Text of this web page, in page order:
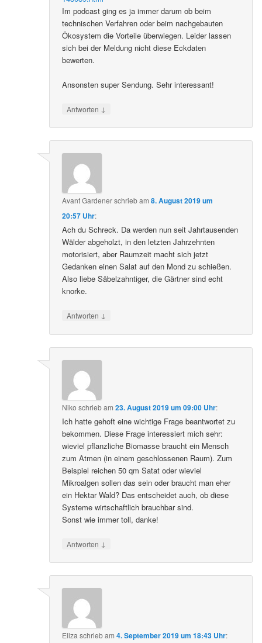
Im podcast ging es ja immer darum ob beim
technischen Verfahren oder beim nachgebauten
Ökosystem die Vorteile überwiegen. Leider lassen
sich bei der Meldung nicht diese Eckdaten
bewerten.
Ansonsten super Sendung. Sehr interessant!
Antworten ↓
Avant Gardenerschriebam8. August 2019 um
20:57 Uhr:
Ach du Schreck. Da werden nun seit Jahrtausenden
Wälder abgeholzt, in den letzten Jahrzehnten
motorisiert, aber Raumzeit macht sich jetzt
Gedanken einen Salat auf den Mond zu schießen.
Also liebe Säbelzahntiger, die Gärtner sind echt
knorke.
Antworten ↓
Niko schriebam23. August 2019 um 09:00 Uhr:
Ich hatte gehoft eine wichtige Frage beantwortet zu
bekommen. Diese Frage interessiert mich sehr:
wieviel pflanzliche Biomasse braucht ein Mensch
zum Atmen (in einem geschlossenen Raum). Zum
Beispiel reichen 50 qm Satat oder wieviel
Mikroalgen sollen das sein oder braucht man eher
ein Hektar Wald? Das entscheidet auch, ob diese
Systeme wirtschaftlich brauchbar sind.
Sonst wie immer toll, danke!
Antworten ↓
Eliza schriebam4. September 2019 um 18:43 Uhr: